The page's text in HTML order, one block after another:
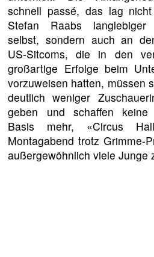
schnell passé, das lag
Stefan Raabs langlebiger
selbst, sondern auch an
US-Sitcoms, die in den
großartige Erfolge beim
vorzuweisen hatten, müssen
deutlich weniger
geben und schaffen keine
Basis mehr, «Circus
Montagabend trotz Grimme-
außergewöhnlich viele Junge